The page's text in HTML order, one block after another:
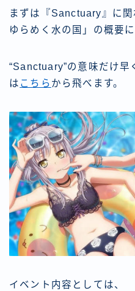
まずは『Sanctuary』に
ゆらめく水の国」の概要
“Sanctuary”の意味だけ早
は こちら から飛べます。
イベント内容としては、